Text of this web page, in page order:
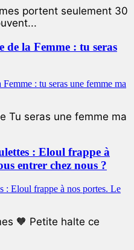
portent seulement 30
de la Femme : tu seras
Tu seras une femme ma
: Eloul frappe à
entrer chez nous ?
🧡 Petite halte ce